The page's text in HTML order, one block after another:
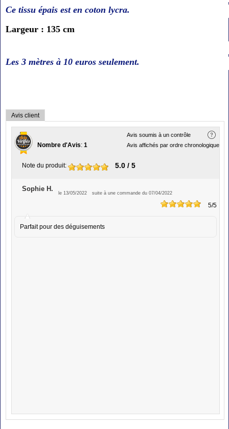
Ce tissu épais est en coton lycra.
Largeur : 135 cm
Les 3 mètres à 10 euros seulement.
Avis client
Avis soumis à un contrôle
Avis affichés par ordre chronologique
Nombre d'Avis: 1
Note du produit: 5.0 / 5
Sophie H.
le 13/05/2022 suite à une commande du 07/04/2022
5/5
Parfait pour des déguisements